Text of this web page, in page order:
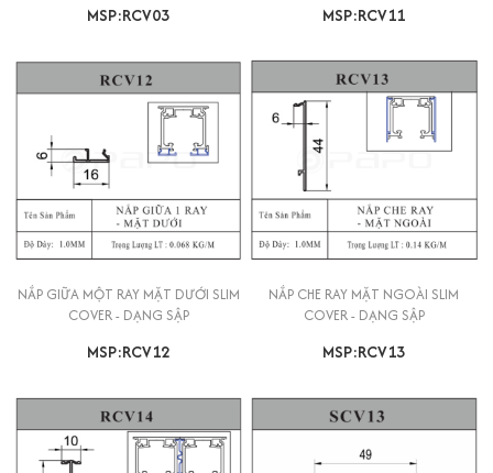
MSP:RCV03 MSP:RCV11
NẮP GIỮA MỘT RAY MẶT DƯỚI SLIM
COVER - DẠNG SẬP
MSP:RCV12
NẮP CHE RAY MẶT NGOÀI SLIM
COVER - DẠNG SẬP
MSP:RCV13